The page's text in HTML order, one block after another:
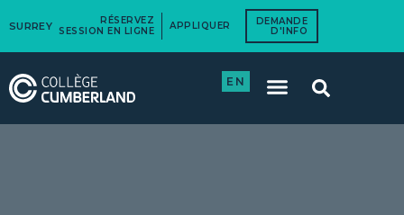
SURREY
RÉSERVEZ
SESSION EN LIGNE
APPLIQUER
DEMANDE
D'INFO
EN